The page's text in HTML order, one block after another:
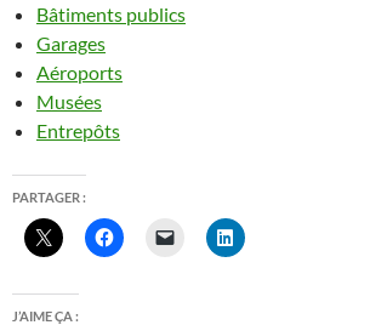
Bâtiments publics
Garages
Aéroports
Musées
Entrepôts
PARTAGER :
J’AIME ÇA :